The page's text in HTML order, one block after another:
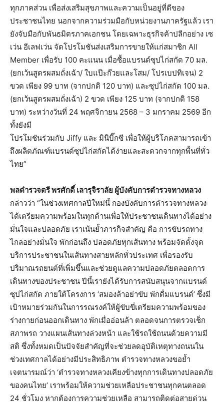
ทุกภาคส่วน เพื่อส่งเสริมสุขภาพและความเป็นอยู่ที่ดีของ
ประชาชนไทย นอกจากความร่วมมือกับหน่วยงานภาครัฐแล้ว เรา
ยังจับมือกับพันธมิตรภาคเอกชน โดยเฉพาะธุรกิจค้าปลีกอย่าง เซ
เว่น อีเลฟเว่น จัดโปรโมชันส่งเสริมการขายให้แก่สมาชิก All
Member เพื่อรับ 100 คะแนน เมื่อซื้อแบรนด์ซุปไก่สกัด 70 มล.
(ยกเว้นสูตรผสมถั่งเฉ้า/ ใบแป๊ะก๊วยและโสม/ โปรเบปทิเจน) 2
ขวด เพียง 99 บาท (จากปกติ 120 บาท) และซุปไก่สกัด 100 มล.
(ยกเว้นสูตรผสมถั่งเฉ้า) 2 ขวด เพียง 125 บาท (จากปกติ 158
บาท) ระหว่างวันที่ 24 พฤศจิกายน 2568 – 3 มกราคม 2569 อีก
ทั้งยังมี
โปรโมชันร่วมกับ Jiffy และ มินิบิ๊กซี เพื่อให้ผู้บริโภคสามารถเข้า
ถึงผลิตภัณฑ์แบรนด์ซุปไก่สกัดได้ง่ายและสะดวกจากทุกพื้นที่ทั่ว
ไทย”
พลตำรวจตรีพรศักดิ์ เลารุจิราลัย ผู้บังคับการตำรวจทางหลวง
กล่าวว่า “ในช่วงเทศกาลปีใหม่นี้ กองบังคับการตำรวจทางหลวง
ได้เตรียมความพร้อมในทุกด้านเพื่อให้ประชาชนเดินทางได้อย่าง
มั่นใจและปลอดภัย เราเน้นย้ำภารกิจสำคัญ คือ การขับรถทาง
ไกลอย่างมั่นใจ พักก่อนถึง ปลอดภัยทุกเส้นทาง พร้อมจัดตั้งจุด
บริการประชาชนในเส้นทางสายหลักทั่วประเทศ เพื่อรองรับ
ปริมาณรถยนต์ที่เพิ่มขึ้นและช่วยดูแลความปลอดภัยตลอดการ
เดินทางของประชาชน ปีนี้เรายังได้รับการสนับสนุนจากแบรนด์
ซุปไก่สกัด ภายใต้โครงการ ‘สมองล้าอย่าขับ พักดื่มแบรนด์’ ซึ่งมี
เป้าหมายร่วมกันในการรณรงค์ให้ผู้ขับขี่เตรียมความพร้อมของ
ร่างกายก่อนออกเดินทาง พักเมื่ออ่อนล้า ตลอดจนการตรวจเช็ก
สภาพรถ วางแผนเส้นทางล่วงหน้า และใช้รถใช้ถนนด้วยความมี
สติ ซึ่งทั้งหมดเป็นปัจจัยสำคัญที่จะช่วยลดอุบัติเหตุทางถนนใน
ช่วงเทศกาลได้อย่างมีประสิทธิภาพ ตำรวจทางหลวงขอย้ำ
เจตนารมณ์ว่า ‘ตำรวจทางหลวงเคียงข้างทุกการเดินทางปลอดภัย
ของคนไทย’ เราพร้อมให้ความช่วยเหลือประชาชนทุกคนตลอด
24 ชั่วโมง หากต้องการความช่วยเหลือ สามารถติดต่อสายด่วน